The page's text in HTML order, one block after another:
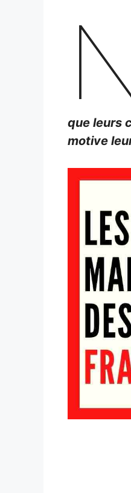
que leurs
motive